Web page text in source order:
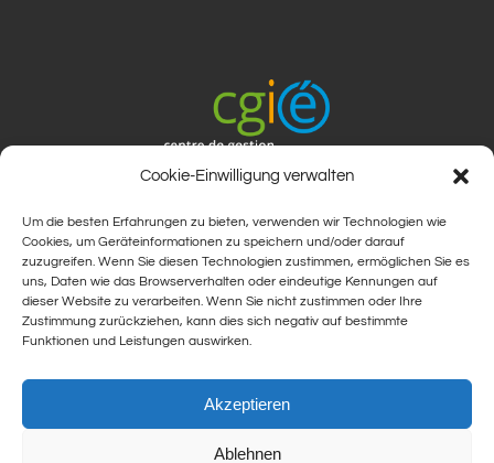
Cookie-Einwilligung verwalten
Um die besten Erfahrungen zu bieten, verwenden wir Technologien wie
Cookies, um Geräteinformationen zu speichern und/oder darauf
zuzugreifen. Wenn Sie diesen Technologien zustimmen, ermöglichen Sie es
uns, Daten wie das Browserverhalten oder eindeutige Kennungen auf
dieser Website zu verarbeiten. Wenn Sie nicht zustimmen oder Ihre
Zustimmung zurückziehen, kann dies sich negativ auf bestimmte
Funktionen und Leistungen auswirken.
Akzeptieren
Ablehnen